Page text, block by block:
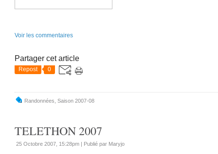
Voir les commentaires
Partager cet article
Repost 0
Randonnées Saison 2007-08
TELETHON 2007
25 Octobre 2007, 15:28pm | Publié par Maryjo